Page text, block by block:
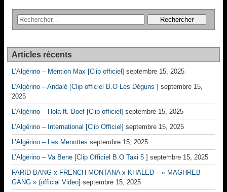
Articles récents
L’Algérino – Mention Max [Clip officiel] septembre 15, 2025
L’Algérino – Andalé [Clip officiel B.O Les Déguns ] septembre 15,
2025
L’Algérino – Hola ft. Boef [Clip officiel] septembre 15, 2025
L’Algérino – International [Clip Officiel] septembre 15, 2025
L’Algérino – Les Menottes septembre 15, 2025
L’Algérino – Va Bene [Clip Officiel B.O Taxi 5 ] septembre 15, 2025
FARID BANG x FRENCH MONTANA x KHALED – « MAGHREB
GANG » (official Video] septembre 15, 2025